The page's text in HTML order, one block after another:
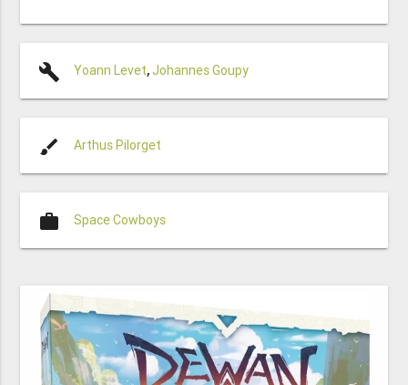
build Yoann Levet, Johannes Goupy
brush Arthus Pilorget
work Space Cowboys